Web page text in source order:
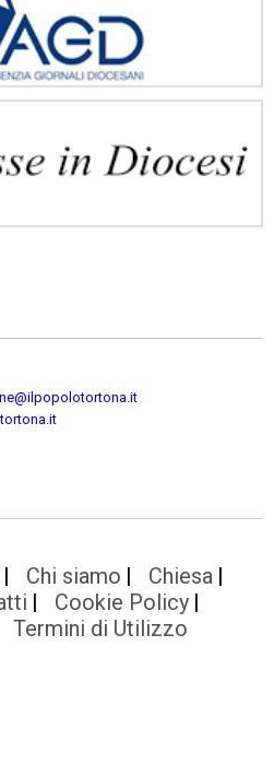
Chi siamo
Chiesa
Cookie Policy
Termini di Utilizzo